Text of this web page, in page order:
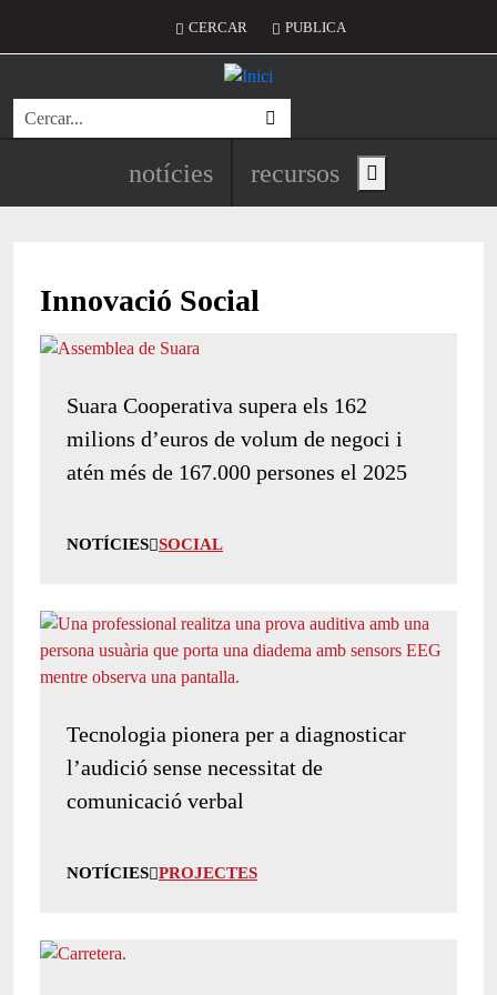
Menú del compte d'usuari
CERCAR PUBLICA
Cerca
Navegació principal de
notícies recursos Show main menu
Innovació Social
Suara Cooperativa supera els 162
milions d’euros de volum de negoci i
atén més de 167.000 persones el 2025
NOTÍCIES SOCIAL
Tecnologia pionera per a diagnosticar
l’audició sense necessitat de
comunicació verbal
NOTÍCIES PROJECTES